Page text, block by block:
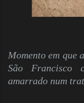
Momento em que
São Francisco
amarrado num